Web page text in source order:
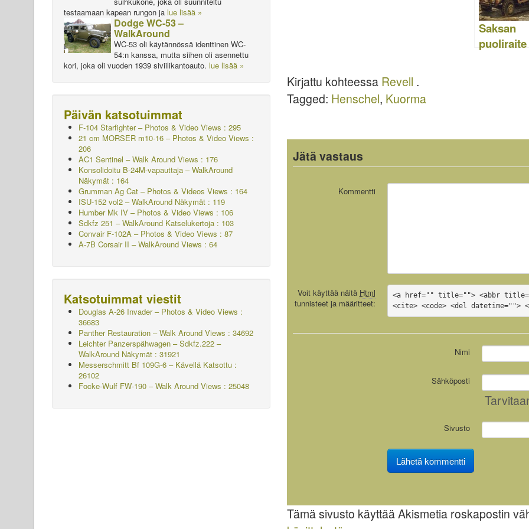
Saksan
puoliraite
Kirjattu kohteessa Revell .
Tagged: Henschel, Kuorma
Jätä vastaus
Kommentti
Voit käyttää näitä Html
tunnisteet ja määritteet:
<a href="" title=""> <abbr
<cite> <code> <del datetime="">
Nimi
Sähköposti
Sivusto
Tämä sivusto käyttää Akismetia roskapostin
testaamaan kapean rungon ja lue lisää »
Dodge WC-53 –
WalkAround
WC-53 oli käytännössä identtinen WC-
54:n kanssa, mutta siihen oli asennettu
kori, joka oli vuoden 1939 siviilikantoauto. lue lisää »
Päivän katsotuimmat
F-104 Starfighter – Photos & Video Views : 295
21 cm MORSER m10-16 – Photos & Video Views :
206
AC1 Sentinel – Walk Around Views : 176
Konsolidoitu B-24M-vapauttaja – WalkAround
Näkymät : 164
Grumman Ag Cat – Photos & Videos Views : 164
ISU-152 vol2 – WalkAround Näkymät : 119
Humber Mk IV – Photos & Video Views : 106
Sdkfz 251 – WalkAround Katselukertoja : 103
Convair F-102A – Photos & Video Views : 87
A-7B Corsair II – WalkAround Views : 64
Katsotuimmat viestit
Douglas A-26 Invader – Photos & Video Views :
36683
Panther Restauration – Walk Around Views : 34692
Leichter Panzerspähwagen – Sdkfz.222 –
WalkAround Näkymät : 31921
Messerschmitt Bf 109G-6 – Kävellä Katsottu :
26102
Focke-Wulf FW-190 – Walk Around Views : 25048